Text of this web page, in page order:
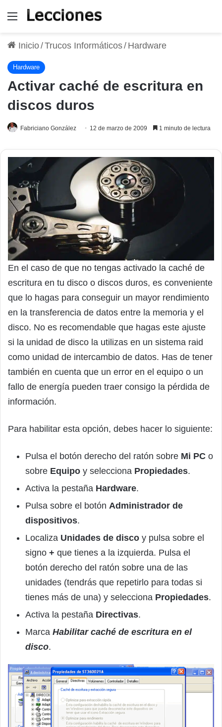
Menú
Inicio/Trucos Informáticos/ Hardware
Hardware
Activar caché de escritura en
discos duros
Fabriciano González 12 de marzo de 2009 1 minuto de lectura
En el caso de que no tengas activado la caché de
escritura en tu disco o discos duros, es conveniente
que lo hagas para conseguir un mayor rendimiento
en la transferencia de datos entre la memoria y el
disco. No es recomendable que hagas este ajuste
si la unidad de disco la utilizas en un sistema raid
como unidad de intercambio de datos. Has de tener
también en cuenta que un error en el equipo o un
fallo de energía pueden traer consigo la pérdida de
información.
Para habilitar esta opción, debes hacer lo siguiente:
Pulsa el botón derecho del ratón sobre Mi PC o
sobre Equipo y selecciona Propiedades.
Activa la pestaña Hardware.
Pulsa sobre el botón Administrador de
dispositivos.
Localiza Unidades de disco y pulsa sobre el
signo + que tienes a la izquierda. Pulsa el
botón derecho del ratón sobre una de las
unidades (tendrás que repetirlo para todas si
tienes más de una) y selecciona Propiedades.
Activa la pestaña Directivas.
Marca Habilitar caché de escritura en el
disco.